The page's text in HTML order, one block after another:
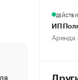
«От спорта
ИП
Аренда